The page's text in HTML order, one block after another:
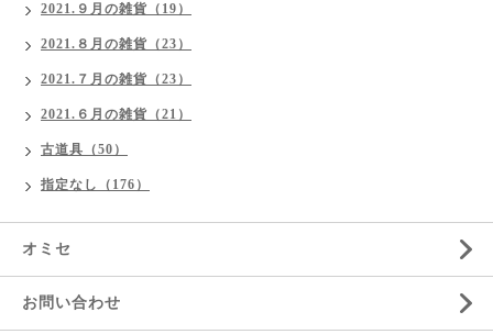
2021.９月の雑貨（19）
2021.８月の雑貨（23）
2021.７月の雑貨（23）
2021.６月の雑貨（21）
古道具（50）
指定なし（176）
オミセ
お問い合わせ